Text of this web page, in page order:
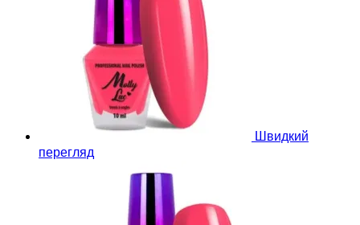
Швидкий
перегляд